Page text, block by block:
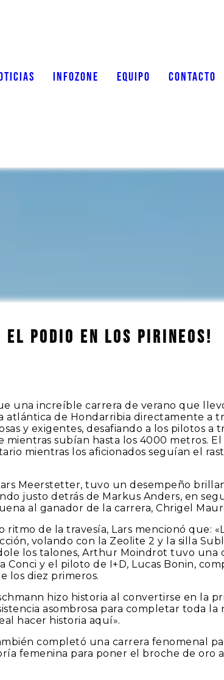
INFOZONE EQUIPO CONTACTO
el podio en los Pirineos!
una increíble carrera de verano que
atlántica de Hondarribia directamente a
y exigentes, desafiando a los pilotos
subían hasta los 4000 metros.
mientras los aficionados seguían el
Meerstetter, tuvo un desempeño
justo detrás de Markus Anders, en
al ganador de la carrera, Chrigel
de la travesía, Lars mencionó que:
volando con la Zeolite 2 y la silla
los talones, Arthur Moindrot tuvo una
Conci y el piloto de I+D, Lucas Bonin,
los diez primeros.
hizo historia al convertirse en la
asombrosa para completar toda
hacer historia aquí».
completó una carrera fenomenal
femenina para poner el broche de oro